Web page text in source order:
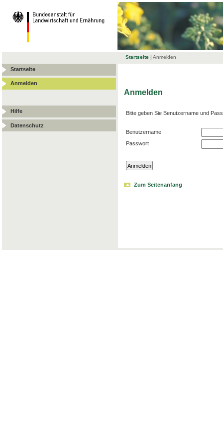
Startseite | Anmelden
Startseite
Anmelden
Hilfe
Datenschutz
Anmelden
Bitte geben Sie Benutzername und
Benutzername
Passwort
Zum Seitenanfang